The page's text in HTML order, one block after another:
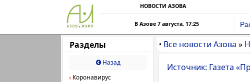
НОВОСТИ АЗОВА
В Азове 7 августа, 17:25
Разделы
Назад
1 Коронавирус
• Все новости Азова »
Источник: Газета